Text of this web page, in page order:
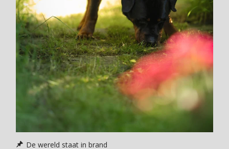
De wereld staat in brand